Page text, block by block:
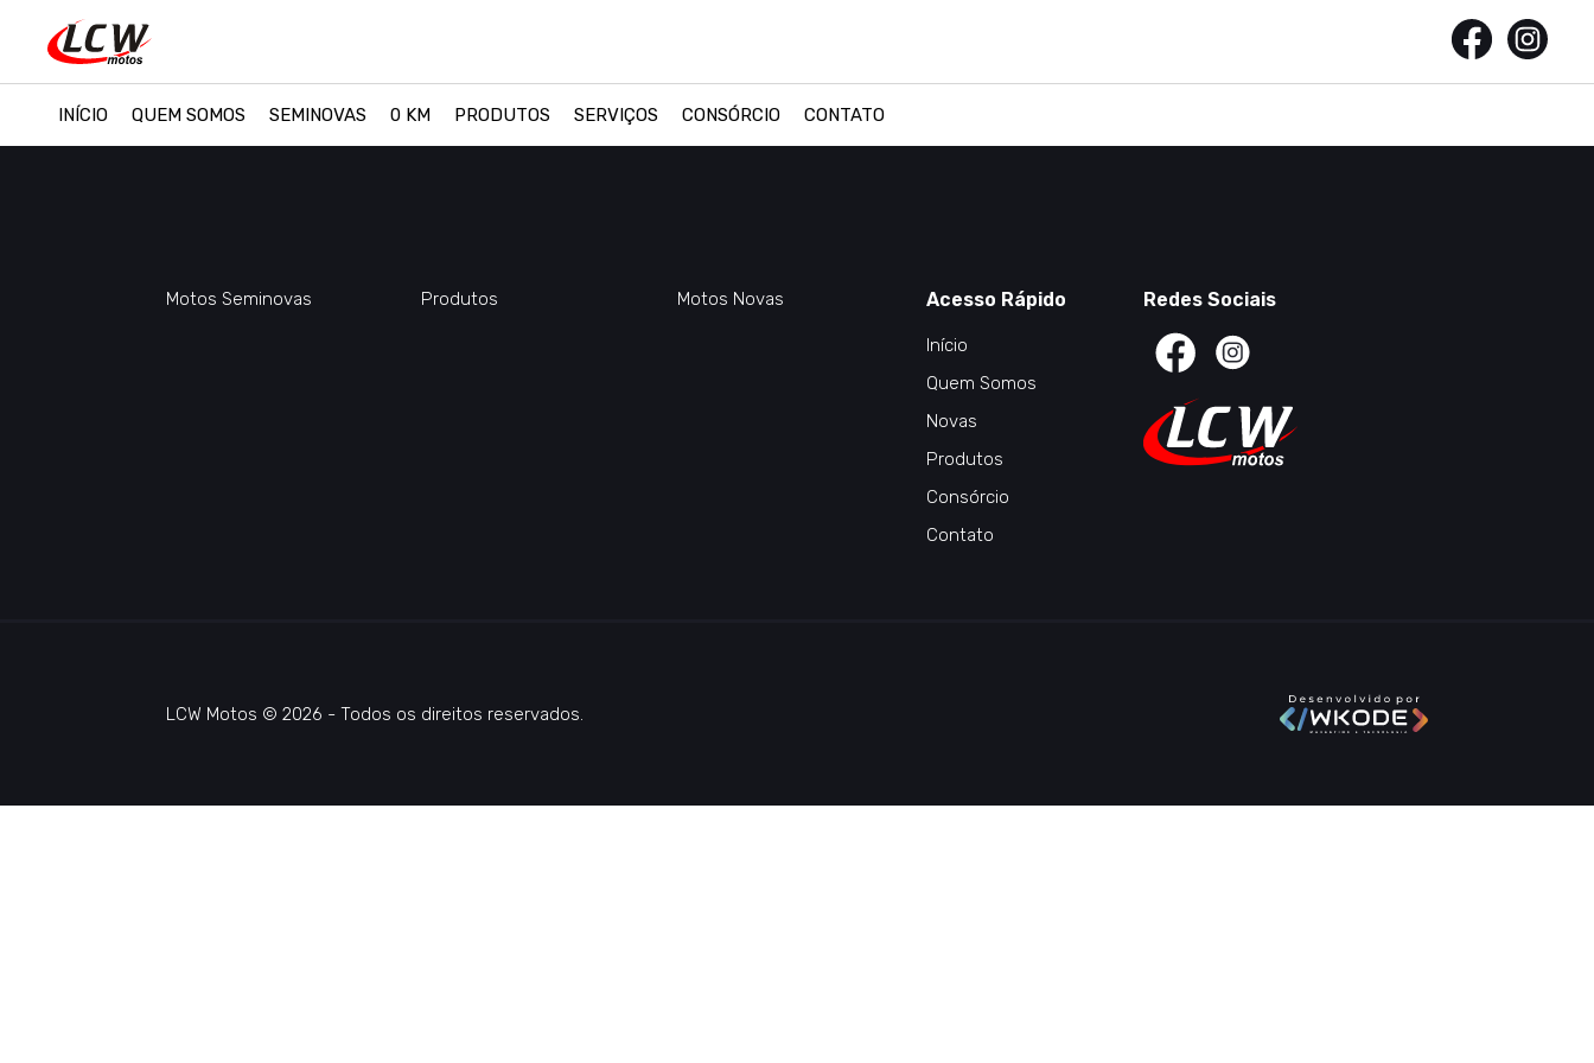
INÍCIO QUEM SOMOS SEMINOVAS 0 KM PRODUTOS SERVIÇOS CONSÓRCIO CONTATO
Motos Seminovas Produtos Motos Novas Acesso Rápido
Início
Quem Somos
Novas
Produtos
Consórcio
Contato
Redes Sociais
LCW Motos © 2026 - Todos os direitos reservados.